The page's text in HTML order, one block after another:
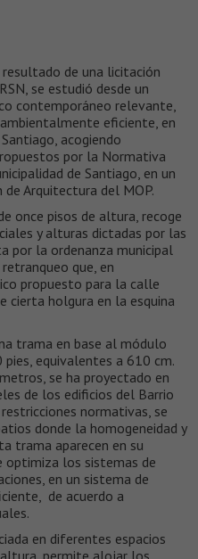
de una licitación
se estudió desde un
contemporáneo relevante,
eficiente, en
acogiendo
por la Normativa
de Santiago, en un
Arquitectura del MOP.
once pisos de altura, recoge
y alturas dictadas por las
por la ordenanza municipal
que, en
propuesto para la calle
cierta holgura en la esquina
trama en base al módulo
equivalentes a 610 cm.
se ha proyectado en
de los edificios del Barrio
normativas, se
donde la homogeneidad y
trama aparecen en su
optimiza los sistemas de
en un sistema de
de acuerdo a
en diferentes espacios